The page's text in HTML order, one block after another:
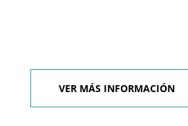
VER MÁS INFORMACIÓN